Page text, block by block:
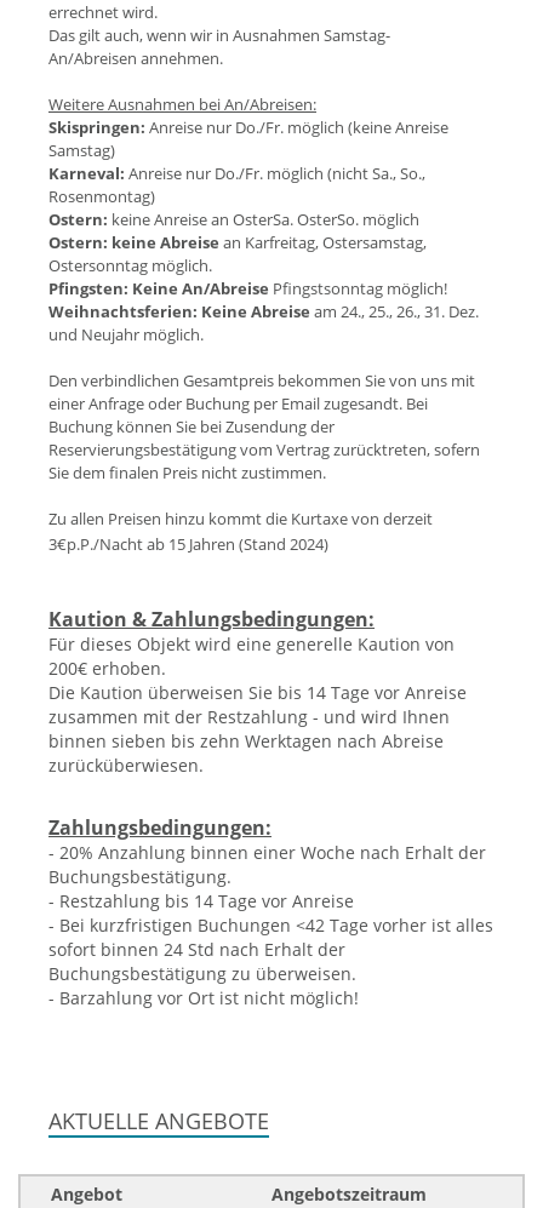
errechnet wird.
Das gilt auch, wenn wir in Ausnahmen Samstag-
An/Abreisen annehmen.
Weitere Ausnahmen bei An/Abreisen:
Skispringen: Anreise nur Do./Fr. möglich (keine Anreise
Samstag)
Karneval: Anreise nur Do./Fr. möglich (nicht Sa., So.,
Rosenmontag)
Ostern: keine Anreise an OsterSa. OsterSo. möglich
Ostern: keine Abreise an Karfreitag, Ostersamstag,
Ostersonntag möglich.
Pfingsten: Keine An/Abreise Pfingstsonntag möglich!
Weihnachtsferien: Keine Abreise am 24., 25., 26., 31. Dez.
und Neujahr möglich.
Den verbindlichen Gesamtpreis bekommen Sie von uns mit
einer Anfrage oder Buchung per Email zugesandt. Bei
Buchung können Sie bei Zusendung der
Reservierungsbestätigung vom Vertrag zurücktreten, sofern
Sie dem finalen Preis nicht zustimmen.
Zu allen Preisen hinzu kommt die Kurtaxe von derzeit
3€p.P./Nacht ab 15 Jahren (Stand 2024)
Kaution & Zahlungsbedingungen:
Für dieses Objekt wird eine generelle Kaution von
200€ erhoben.
Die Kaution überweisen Sie bis 14 Tage vor Anreise
zusammen mit der Restzahlung - und wird Ihnen
binnen sieben bis zehn Werktagen nach Abreise
zurücküberwiesen.
Zahlungsbedingungen:
- 20% Anzahlung binnen einer Woche nach Erhalt der
Buchungsbestätigung.
- Restzahlung bis 14 Tage vor Anreise
- Bei kurzfristigen Buchungen <42 Tage vorher ist alles
sofort binnen 24 Std nach Erhalt der
Buchungsbestätigung zu überweisen.
- Barzahlung vor Ort ist nicht möglich!
AKTUELLE ANGEBOTE
Angebot
Angebotszeitraum